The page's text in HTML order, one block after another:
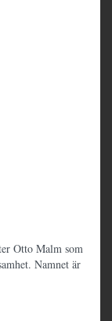
Otto Malm som
Namnet är